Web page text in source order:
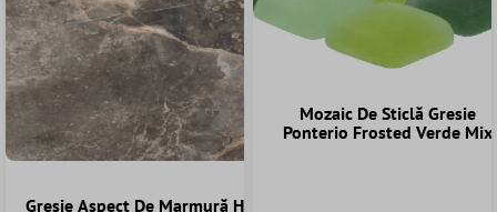
Gresie Aspect De Marmură Himalaya Maro
Mozaic De Sticlă Gresie
Ponterio Frosted Verde Mix